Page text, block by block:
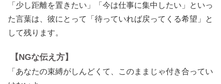
「少し距離を置きたい」「今は仕事に集中したい」といっ
た言葉は、彼にとって「待っていれば戻ってくる希望」と
して残ります。
【NGな伝え方】
「あなたの束縛がしんどくて、このままじゃ付き合ってい